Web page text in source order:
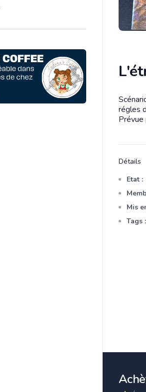
régles
Prévue
Détails
Etat :
Mis
Tags :